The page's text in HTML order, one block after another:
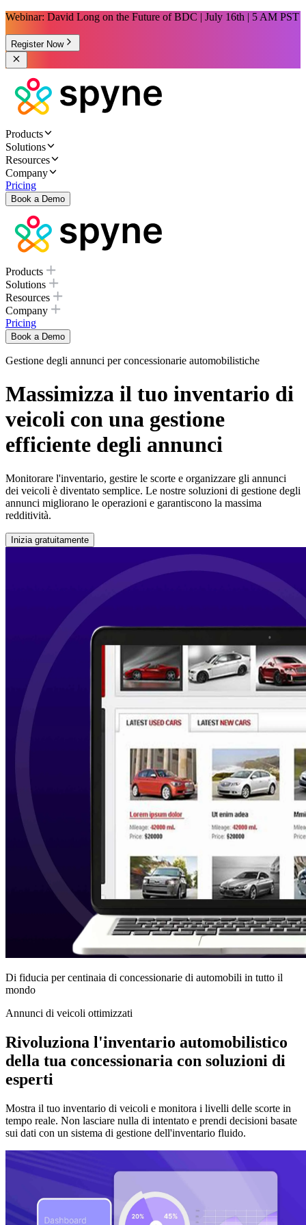
Webinar: David Long on the Future of BDC | July 16th | 5 AM PST
Register Now
Products
Solutions
Resources
Company
Pricing
Book a Demo
Products
Solutions
Resources
Company
Pricing
Book a Demo
Gestione degli annunci per concessionarie automobilistiche
Massimizza il tuo inventario di
veicoli con una gestione
efficiente degli annunci
Monitorare l'inventario, gestire le scorte e organizzare gli annunci
dei veicoli è diventato semplice. Le nostre soluzioni di gestione degli
annunci migliorano le operazioni e garantiscono la massima
redditività.
Inizia gratuitamente
Di fiducia per centinaia di concessionarie di automobili in tutto il
mondo
Annunci di veicoli ottimizzati
Rivoluziona l'inventario automobilistico
della tua concessionaria con soluzioni di
esperti
Mostra il tuo inventario di veicoli e monitora i livelli delle scorte in
tempo reale. Non lasciare nulla di intentato e prendi decisioni basate
sui dati con un sistema di gestione dell'inventario fluido.